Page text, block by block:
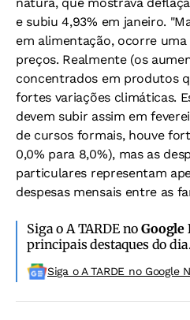
e subiu 4,93% em janeiro.
em alimentação, ocorre
preços. Realmente (os
concentrados em produtos
fortes variações climáticas.
devem subir assim em
de cursos formais, houve
0,0% para 8,0%), mas as
particulares representam
despesas mensais entre as
Siga o A TARDE noGoogle
principais destaques do dia.
Siga o A TARDE no Google